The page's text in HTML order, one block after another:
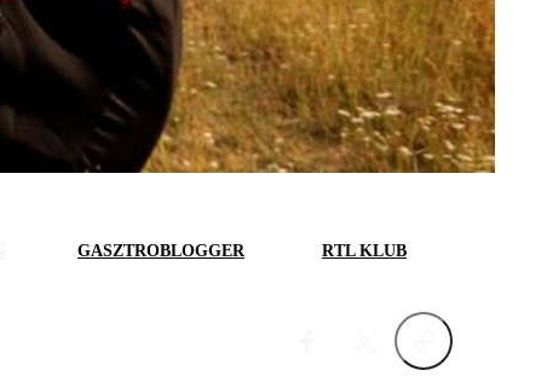
GASZTROBLOGGER RTL KLUB